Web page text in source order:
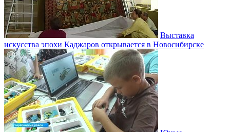
Выставка
искусства эпохи Каджаров открывается в Новосибирске